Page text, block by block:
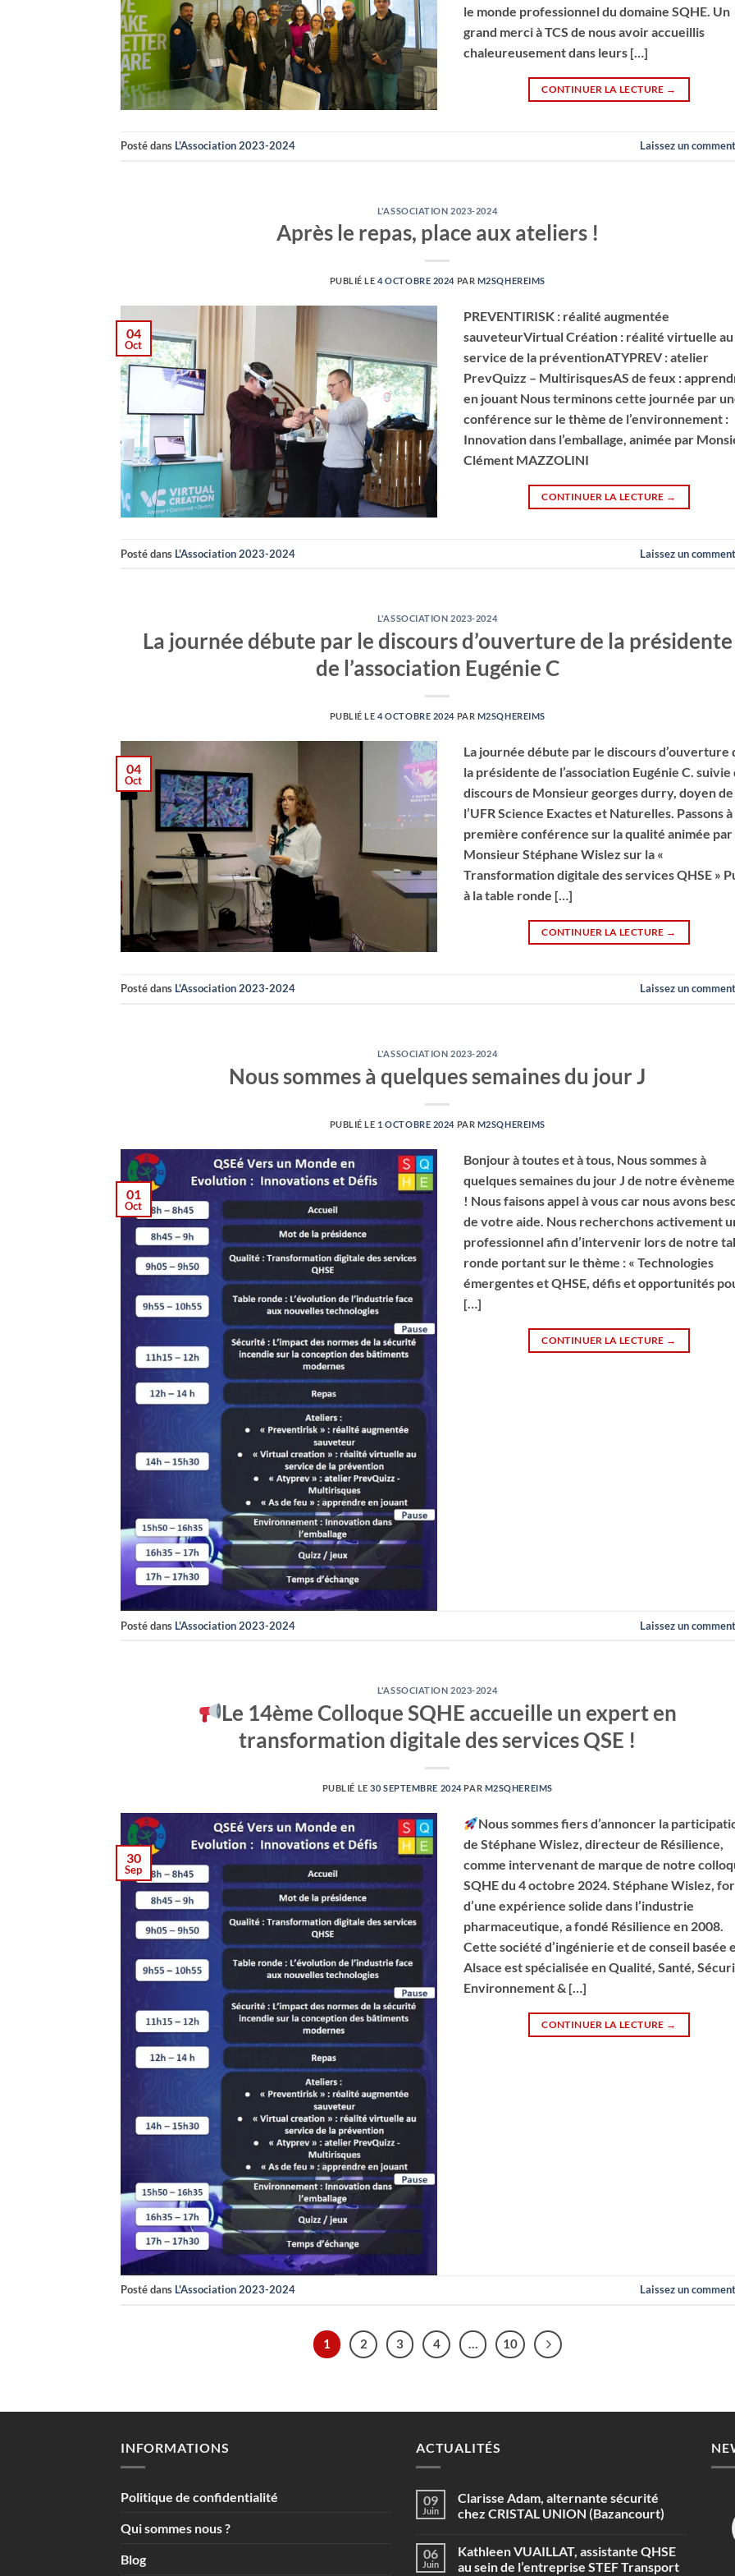
le monde professionnel du domaine SQHE. Un
grand merci à TCS de nous avoir accueillis
chaleureusement dans leurs […]
CONTINUER LA LECTURE →
Posté dans L'Association 2023-2024 Laissez un
L'ASSOCIATION 2023-2024
Après le repas, place aux ateliers !
PUBLIÉ LE4 OCTOBRE 2024 PAR M2SQHEREIMS
04
Oct
PREVENTIRISK : réalité augmentée
sauveteurVirtual Création : réalité virtuelle au
service de la préventionATYPREV : atelier
PrevQuizz – MultirisquesAS de feux :
en jouant Nous terminons cette journée par
conférence sur le thème de l’environnement :
Innovation dans l’emballage, animée par
Clément MAZZOLINI
CONTINUER LA LECTURE →
Posté dans L'Association 2023-2024 Laissez un
L'ASSOCIATION 2023-2024
La journée débute par le discours d’ouverture de la présidente
de l’association Eugénie C
PUBLIÉ LE4 OCTOBRE 2024 PAR M2SQHEREIMS
04
Oct
La journée débute par le discours d’ouverture
la présidente de l’association Eugénie C. suivie
discours de Monsieur georges durry, doyen de
l’UFR Science Exactes et Naturelles. Passons à
première conférence sur la qualité animée par
Monsieur Stéphane Wislez sur la «
Transformation digitale des services QHSE »
à la table ronde […]
CONTINUER LA LECTURE →
Posté dans L'Association 2023-2024 Laissez un
L'ASSOCIATION 2023-2024
Nous sommes à quelques semaines du jour J
PUBLIÉ LE 1 OCTOBRE 2024 PAR M2SQHEREIMS
01
Oct
Bonjour à toutes et à tous, Nous sommes à
quelques semaines du jour J de notre
! Nous faisons appel à vous car nous avons
de votre aide. Nous recherchons activement
professionnel afin d’intervenir lors de notre
ronde portant sur le thème : « Technologies
émergentes et QHSE, défis et opportunités
[…]
CONTINUER LA LECTURE →
Posté dans L'Association 2023-2024 Laissez un
L'ASSOCIATION 2023-2024
Le 14ème Colloque SQHE accueille un expert en
transformation digitale des services QSE !
PUBLIÉ LE30 SEPTEMBRE 2024PAR M2SQHEREIMS
30
Sep
Nous sommes fiers d’annoncer la
de Stéphane Wislez, directeur de Résilience,
comme intervenant de marque de notre
SQHE du 4 octobre 2024. Stéphane Wislez,
d’une expérience solide dans l’industrie
pharmaceutique, a fondé Résilience en 2008.
Cette société d’ingénierie et de conseil basée
Alsace est spécialisée en Qualité, Santé,
Environnement & […]
CONTINUER LA LECTURE →
Posté dans L'Association 2023-2024 Laissez un
1 2 3 4 … 10
INFORMATIONS
Politique de confidentialité
Qui sommes nous ?
Blog
ACTUALITÉS
09
Juin
Clarisse Adam, alternante sécurité
chez CRISTAL UNION (Bazancourt)
sur
Clarisse
Adam,
06
Juin
Kathleen VUAILLAT, assistante QHSE
au sein de l’entreprise STEF Transport